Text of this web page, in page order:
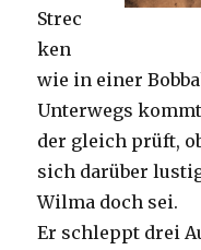
Strec
ken
wie in einer
Unterwegs
der gleich prüft,
sich darüber
Wilma doch sei.
Er schleppt drei